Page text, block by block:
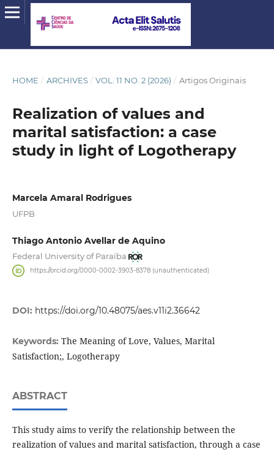
HOME / ARCHIVES / VOL. 11 NO. 2 (2026) / Artigos Originais
Realization of values and
marital satisfaction: a case
study in light of Logotherapy
Marcela Amaral Rodrigues
UFPB
Thiago Antonio Avellar de Aquino
Federal University of Paraíba
https://orcid.org/0000-0002-3903-8378 (unauthenticated)
DOI: https://doi.org/10.48075/aes.v11i2.36642
Keywords: The Meaning of Love, Values, Marital
Satisfaction;, Logotherapy
ABSTRACT
This study aims to verify the relationship between the
realization of values and marital satisfaction, through a case